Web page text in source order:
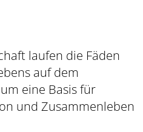
laufen die Fäden
auf dem
eine Basis für
und Zusammenleben